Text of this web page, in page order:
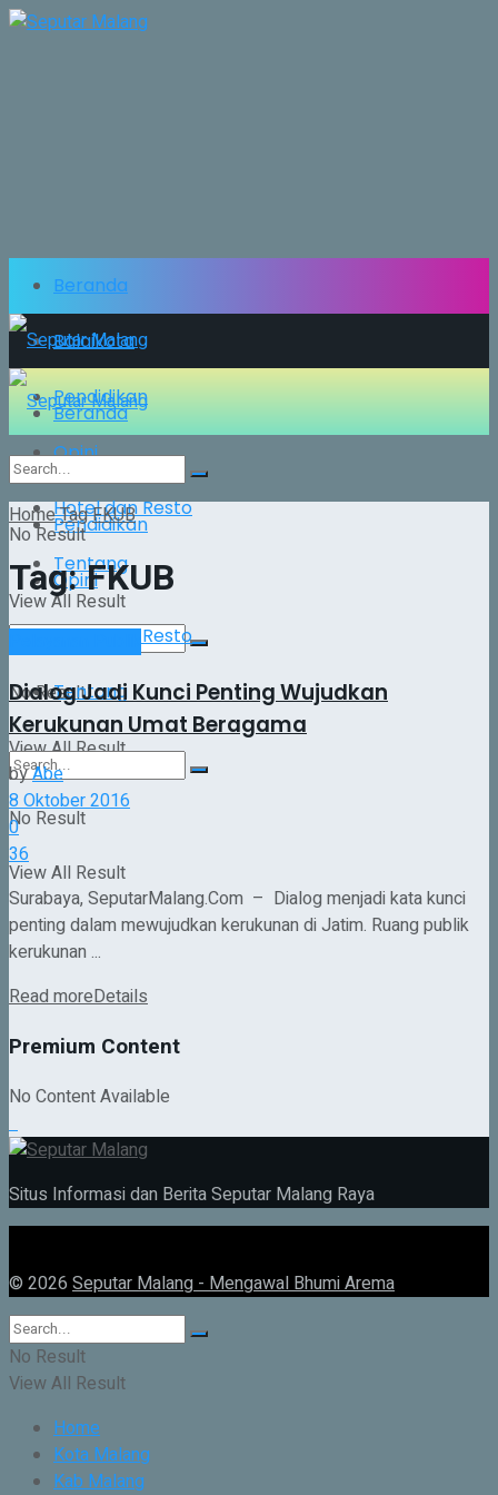
Beranda
Balaikota
Pendidikan
Opini
Hotel dan Resto
Tentang
No Result
View All Result
Beranda
Balaikota
Pendidikan
Opini
Hotel dan Resto
Tentang
No Result
View All Result
No Result
View All Result
HomeTagFKUB
Tag:FKUB
Dialog Jadi Kunci Penting Wujudkan
Kerukunan Umat Beragama
byAbe
8 Oktober 2016
0
36
Surabaya, SeputarMalang.Com – Dialog menjadi kata kunci
penting dalam mewujudkan kerukunan di Jatim. Ruang publik
kerukunan ...
Read moreDetails
Premium Content
No Content Available
Situs Informasi dan Berita Seputar Malang Raya
© 2026 Seputar Malang - Mengawal Bhumi Arema
No Result
View All Result
Home
Kota Malang
Kab Malang